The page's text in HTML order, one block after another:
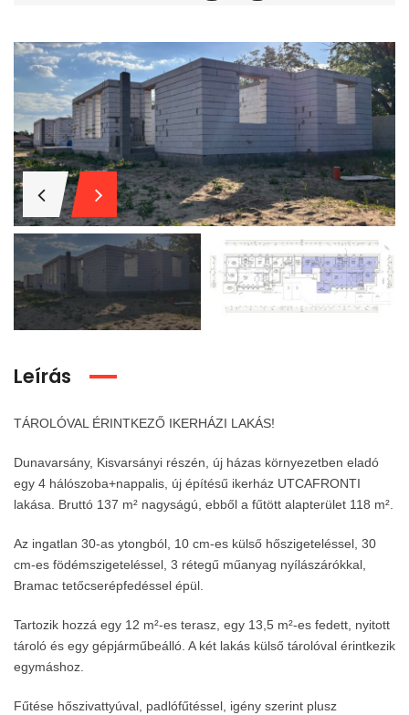
Leírás
TÁROLÓVAL ÉRINTKEZŐ IKERHÁZI LAKÁS!
Dunavarsány, Kisvarsányi részén, új házas környezetben eladó
egy 4 hálószoba+nappalis, új építésű ikerház UTCAFRONTI
lakása. Bruttó 137 m² nagyságú, ebből a fűtött alapterület 118 m².
Az ingatlan 30-as ytongból, 10 cm-es külső hőszigeteléssel, 30
cm-es födémszigeteléssel, 3 rétegű műanyag nyílászárókkal,
Bramac tetőcserépfedéssel épül.
Tartozik hozzá egy 12 m²-es terasz, egy 13,5 m²-es fedett, nyitott
tároló és egy gépjárműbeálló. A két lakás külső tárolóval érintkezik
egymáshoz.
Fűtése hőszivattyúval, padlófűtéssel, igény szerint plusz